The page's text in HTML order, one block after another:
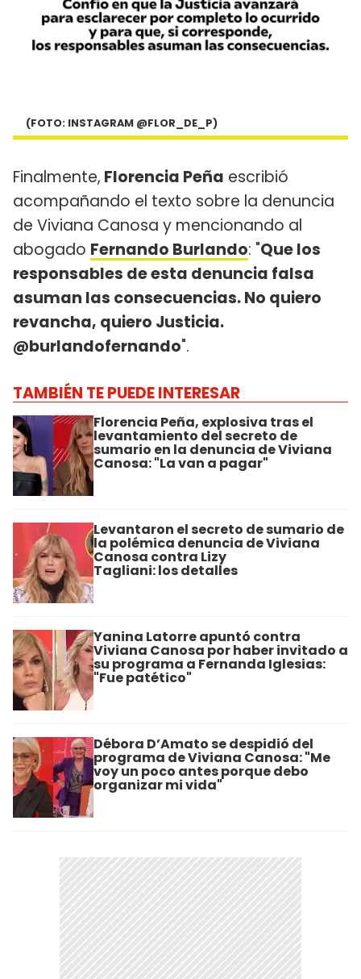
(FOTO: INSTAGRAM @FLOR_DE_P)
Finalmente, Florencia Peña escribió
acompañando el texto sobre la denuncia
de Viviana Canosa y mencionando al
abogado Fernando Burlando: "Que los
responsables de esta denuncia falsa
asuman las consecuencias. No quiero
revancha, quiero Justicia.
@burlandofernando".
TAMBIÉN TE PUEDE INTERESAR
Florencia Peña, explosiva tras el
levantamiento del secreto de
sumario en la denuncia de Viviana
Canosa: "La van a pagar"
Levantaron el secreto de sumario de
la polémica denuncia de Viviana
Canosa contra Lizy
Tagliani: los detalles
Yanina Latorre apuntó contra
Viviana Canosa por haber invitado a
su programa a Fernanda Iglesias:
"Fue patético"
Débora D’Amato se despidió del
programa de Viviana Canosa: "Me
voy un poco antes porque debo
organizar mi vida"